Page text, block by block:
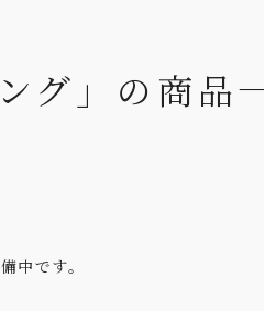
グ」の商品
中です。